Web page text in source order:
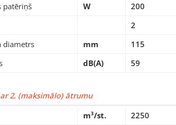
patēriņš
W
200
2
diametrs
mm
115
dB(A) 59
2. (maksimālo) ātrumu
m³/st.
2250